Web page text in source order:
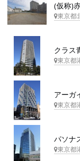
(仮称)
東京都
クラス
東京都
アーガ
東京都
パソナ
東京都